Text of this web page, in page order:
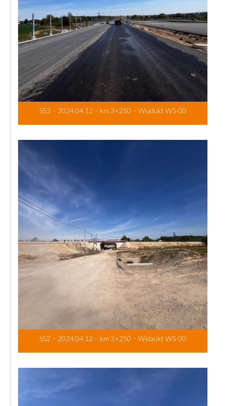
S52 – 2024.04.12 – km 3+250 – Wiadukt WS-00
S52 – 2024.04.12 – km 3+250 – Widaukt WS-00